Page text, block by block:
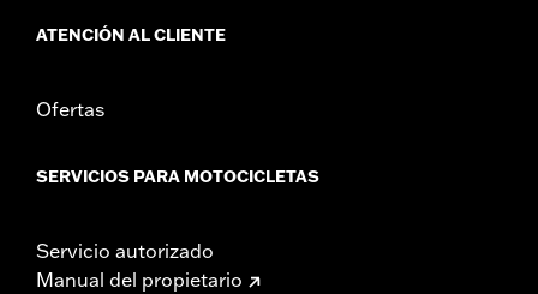
ATENCIÓN AL CLIENTE
Ofertas
SERVICIOS PARA MOTOCICLETAS
Servicio autorizado
Manual del propietario